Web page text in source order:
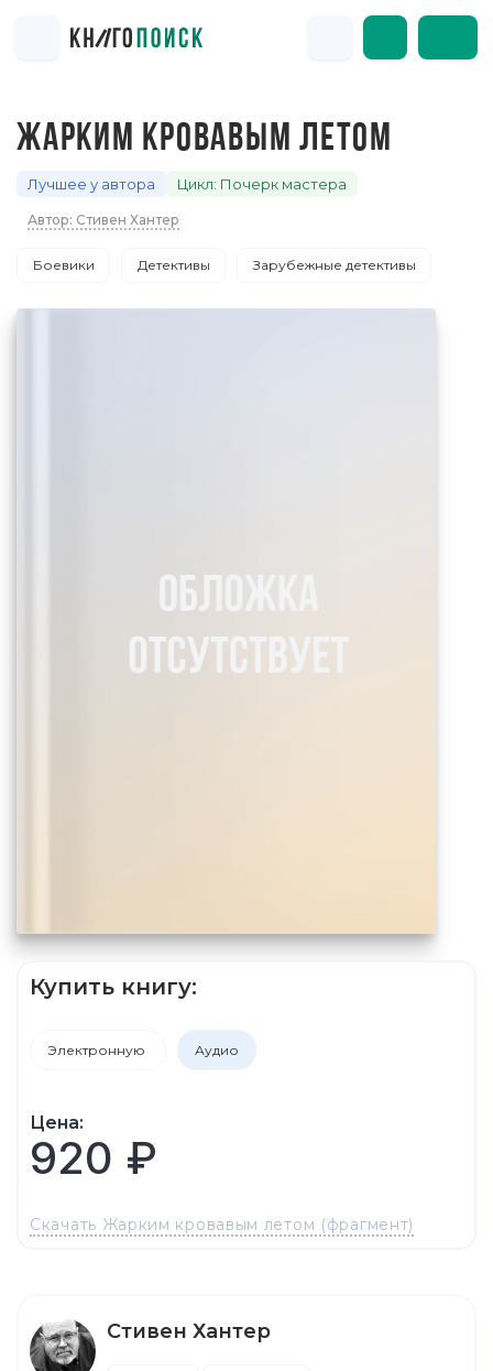
ЖАРКИМ КРОВАВЫМ ЛЕТОМ
Лучшее у автора Цикл: Почерк мастера
Автор: Стивен Хантер
Боевики Детективы Зарубежные детективы
Купить книгу:
Электронную Аудио
Цена:
920 ₽
Скачать Жарким кровавым летом (фрагмент)
Стивен Хантер